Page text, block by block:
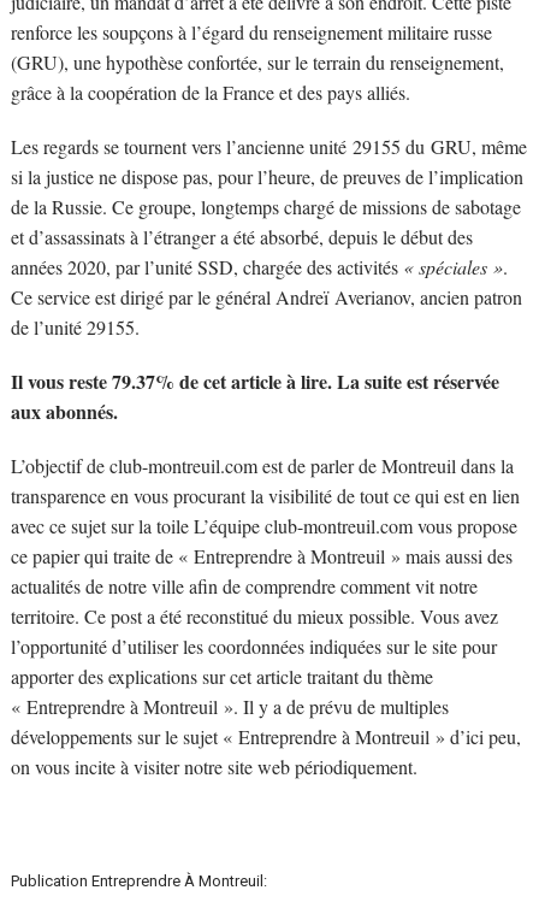
renforce les soupçons à l’égard du renseignement militaire russe
(GRU), une hypothèse confortée, sur le terrain du renseignement,
grâce à la coopération de la France et des pays alliés.
Les regards se tournent vers l’ancienne unité 29155 du GRU, même
si la justice ne dispose pas, pour l’heure, de preuves de l’implication
de la Russie. Ce groupe, longtemps chargé de missions de sabotage
et d’assassinats à l’étranger a été absorbé, depuis le début des
années 2020, par l’unité SSD, chargée des activités « spéciales ».
Ce service est dirigé par le général Andreï Averianov, ancien patron
de l’unité 29155.
Il vous reste 79.37% de cet article à lire. La suite est réservée
aux abonnés.
L’objectif de club-montreuil.com est de parler de Montreuil dans la
transparence en vous procurant la visibilité de tout ce qui est en lien
avec ce sujet sur la toile L’équipe club-montreuil.com vous propose
ce papier qui traite de « Entreprendre à Montreuil » mais aussi des
actualités de notre ville afin de comprendre comment vit notre
territoire. Ce post a été reconstitué du mieux possible. Vous avez
l’opportunité d’utiliser les coordonnées indiquées sur le site pour
apporter des explications sur cet article traitant du thème
« Entreprendre à Montreuil ». Il y a de prévu de multiples
développements sur le sujet « Entreprendre à Montreuil » d’ici peu,
on vous incite à visiter notre site web périodiquement.
Publication Entreprendre À Montreuil: